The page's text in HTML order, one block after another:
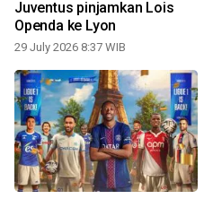
Juventus pinjamkan Lois
Openda ke Lyon
29 July 2026 8:37 WIB